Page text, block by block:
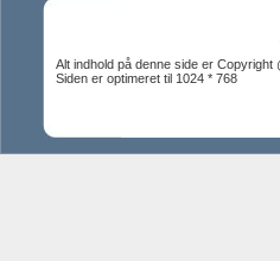
Alt indhold på denne side er
Siden er optimeret til 1024 * 768